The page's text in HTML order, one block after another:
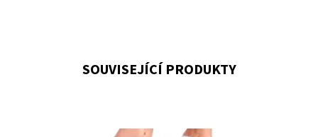
SOUVISEJÍCÍ PRODUKTY